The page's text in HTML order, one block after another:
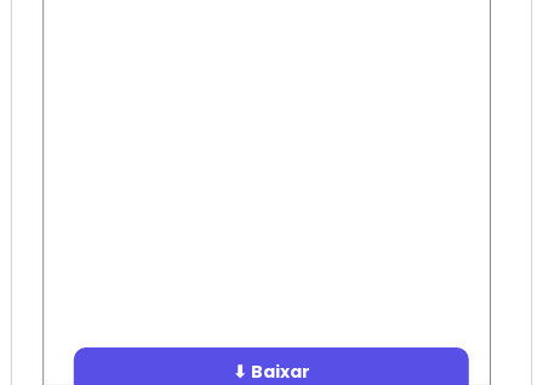
⬇ Baixar